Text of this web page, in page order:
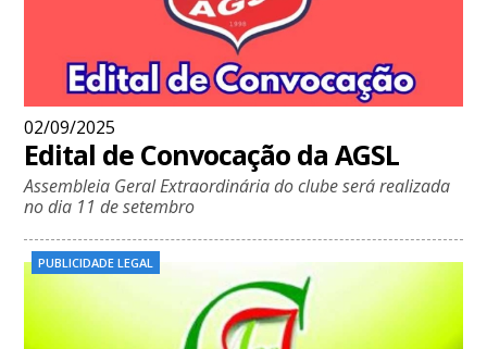
02/09/2025
Edital de Convocação da AGSL
Assembleia Geral Extraordinária do clube será realizada
no dia 11 de setembro
PUBLICIDADE LEGAL